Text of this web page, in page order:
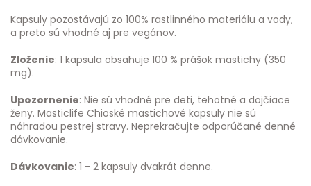
Kapsuly pozostávajú zo 100% rastlinného materiálu a vody,
a preto sú vhodné aj pre vegánov.
Zloženie: 1 kapsula obsahuje 100 % prášok mastichy (350
mg).
Upozornenie: Nie sú vhodné pre deti, tehotné a dojčiace
ženy. Masticlife Chioské mastichové kapsuly nie sú
náhradou pestrej stravy. Neprekračujte odporúčané denné
dávkovanie.
Dávkovanie: 1 - 2 kapsuly dvakrát denne.